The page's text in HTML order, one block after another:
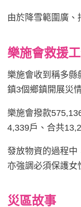
由於降雪範圍廣
樂施會救援
樂施會收到稱多
鎮3個鄉鎮開展災
樂施會撥款
4,339戶、合共
發放物資的過程中
亦強調必須保護女
災區故事